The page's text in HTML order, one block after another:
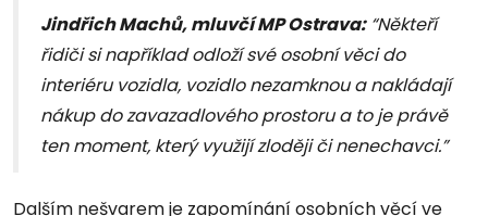
Jindřich Machů, mluvčí MP Ostrava:“Někteří
řidiči si například odloží své osobní věci do
interiéru vozidla, vozidlo nezamknou a nakládají
nákup do zavazadlového prostoru a to je právě
ten moment, který využijí zloději či nenechavci.”
Dalším nešvarem je zapomínání osobních věcí ve